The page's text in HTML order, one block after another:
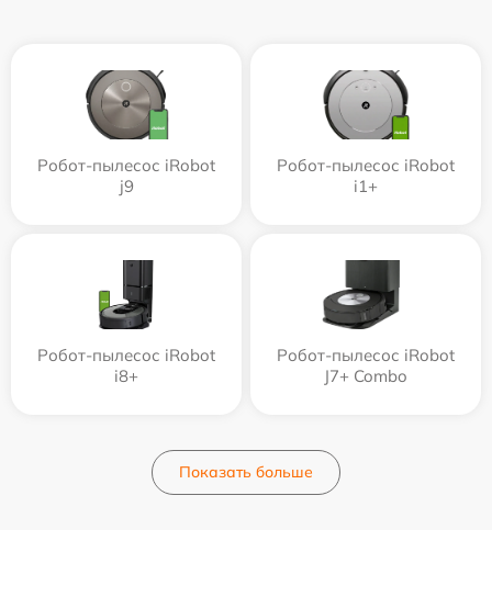
Робот-пылесос iRobot
j9
Робот-пылесос iRobot
i1+
Робот-пылесос iRobot
i8+
Робот-пылесос iRobot
J7+ Combo
Показать больше